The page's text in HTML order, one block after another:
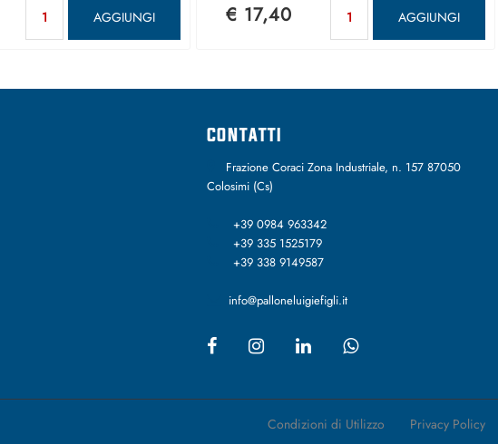
AGGIUNGI € 17,40 AGGIUNGI
CONTATTI
Frazione Coraci Zona Industriale, n. 157 87050
Colosimi (Cs)
+39 0984 963342
+39 335 1525179
+39 338 9149587
info@palloneluigiefigli.it
Condizioni di Utilizzo Privacy Policy